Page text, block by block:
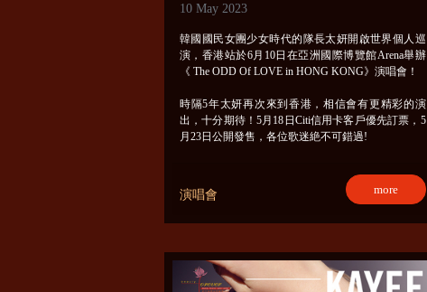
10 May 2023
韓國國民女團少女時代的隊長太妍開啟世界個人巡
演，香港站於6月10日在亞洲國際博覽館Arena舉辦
《 The ODD Of LOVE in HONG KONG》演唱會！
時隔5年太妍再次來到香港，相信會有更精彩的演
出，十分期待！5月18日Citi信用卡客戶優先訂票，5
月23日公開發售，各位歌迷絶不可錯過!
演唱會 more